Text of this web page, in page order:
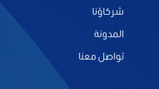
شركاؤنا
المدونة
تواصل معنا